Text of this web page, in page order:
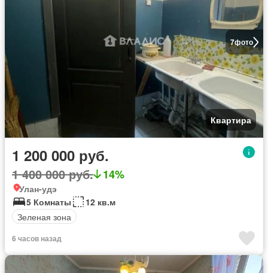
7фото
Квартира
1 200 000 руб.
1 400 000 руб. 14%
Улан-удэ
5 Комнаты
12 кв.м
Зеленая зона
6 часов назад